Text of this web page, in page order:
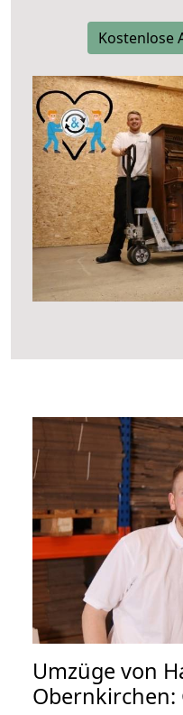
Kostenlose
Umzüge von
Obernkirchen: